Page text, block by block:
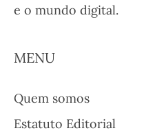
e o mundo digital.
MENU
Quem somos
Estatuto Editorial